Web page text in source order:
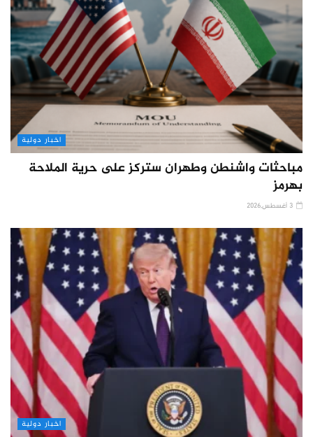
اخبار دولية
مباحثات واشنطن وطهران ستركز على حرية الملاحة
بهرمز
اخبار دولية